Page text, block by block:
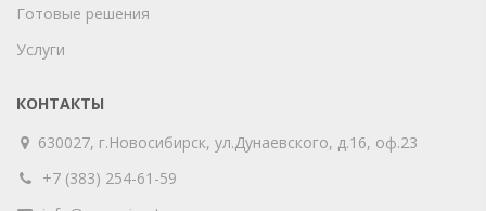
Готовые решения
Услуги
КОНТАКТЫ
630027, г.Новосибирск, ул.Дунаевского, д.16, оф.23
+7 (383) 254-61-59